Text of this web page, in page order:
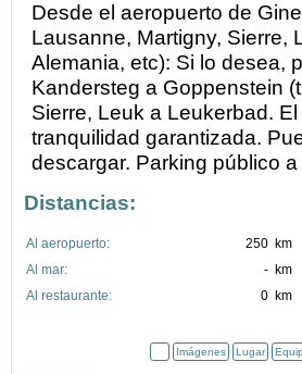
Desde el aeropuerto de
Lausanne, Martigny, Sierre,
Alemania, etc): Si lo desea,
Kandersteg a Goppenstein
Sierre, Leuk a Leukerbad.
tranquilidad garantizada.
descargar. Parking público
Distancias:
250 km
Al aeropuerto:
- km
Al mar:
0 km
Al restaurante:
Imágenes Lugar